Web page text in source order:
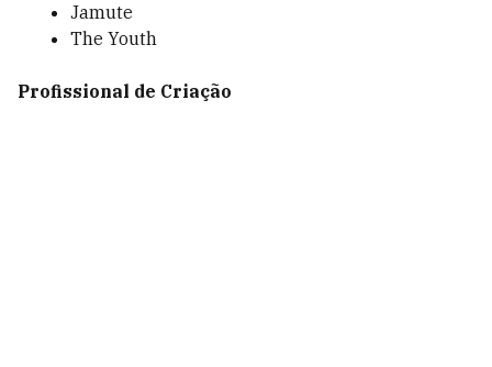
Jamute
The Youth
Profissional de Criação